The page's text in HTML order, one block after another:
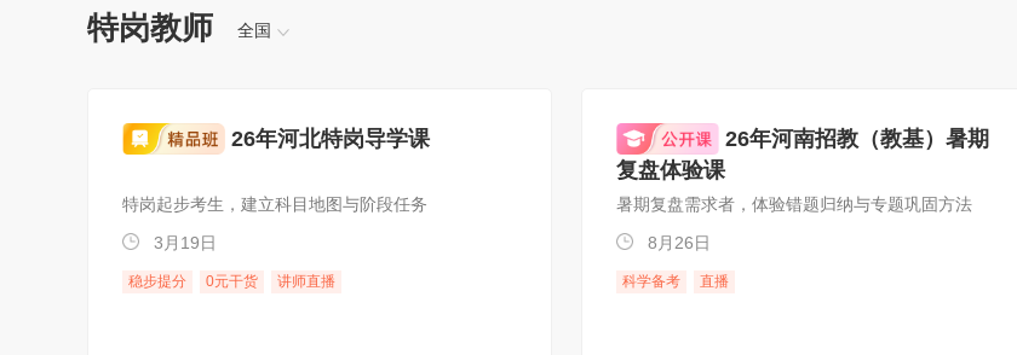
特岗教师 全国
26年河北特岗导学课
特岗起步考生，建立科目地图与阶段任务
3月19日
稳步提分 0元干货 讲师直播
26年河南招教（教基）暑期
复盘体验课
暑期复盘需求者，体验错题归纳与专题巩固方法
8月26日
科学备考 直播